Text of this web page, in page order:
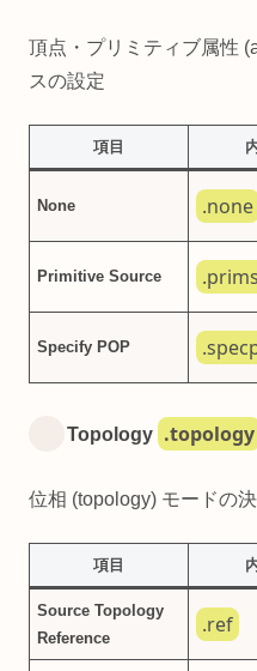
頂点・プリミティブ属性
スの設定
項目
None .none
Primitive Source
Specify POP
Topology .topology
位相 (topology) モードの
項目
Source Topology
Reference
.ref